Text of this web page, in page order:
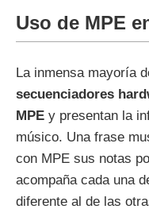
Uso de MPE
La inmensa mayoría
secuenciadores
MPE y presentan la
músico. Una frase
con MPE sus notas
acompaña cada una
diferente al de las